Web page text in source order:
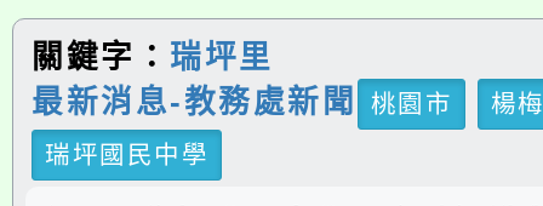
關鍵字： 瑞坪里
最新消息-教務處新聞
桃園市
楊
瑞坪國民中學